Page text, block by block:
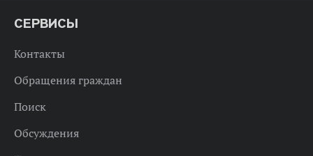
СЕРВИСЫ
Контакты
Обращения граждан
Поиск
Обсуждения